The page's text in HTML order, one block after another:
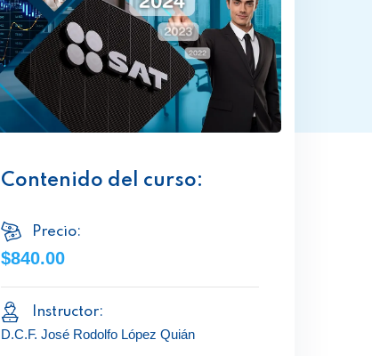
Contenido del curso:
Precio:
$840.00
Instructor:
D.C.F. José Rodolfo López Quián